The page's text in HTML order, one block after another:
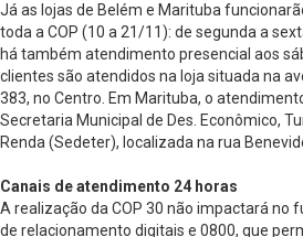
Já as lojas de Belém e Marituba
toda a COP (10 a 21/11): de segunda a
há também atendimento presencial aos
clientes são atendidos na loja situada na
383, no Centro. Em Marituba, o
Secretaria Municipal de Des. Econômico,
Renda (Sedeter), localizada na rua
Canais de atendimento 24 horas
A realização da COP 30 não impactará no
de relacionamento digitais e 0800, que